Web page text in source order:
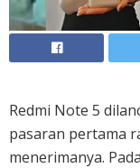
Redmi Note 5
pasaran pertama
menerimanya.